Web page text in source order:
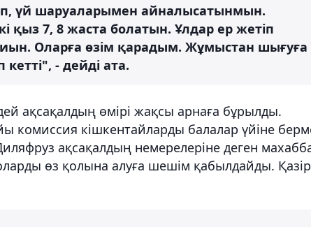
үй шаруаларымен айналысатынмын.
қыз 7, 8 жаста болатын. Ұлдар ер жетіп
Оларға өзім қарадым. Жұмыстан шығуға
- дейді ата.
ақсақалдың өмірі жақсы арнаға бұрылды.
комиссия кішкентайларды балалар үйіне
ақсақалдың немерелеріне деген
өз қолына алуға шешім қабылдайды. Қазір